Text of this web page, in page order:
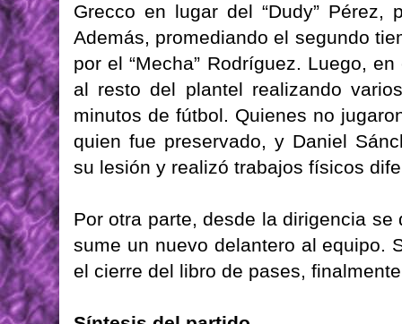
Grecco en lugar del “Dudy”
Además, promediando el segundo
por el “Mecha” Rodríguez. Luego,
al resto del plantel realizando
minutos de fútbol. Quienes no
quien fue preservado, y Daniel
su lesión y realizó trabajos físicos
Por otra parte, desde la dirigencia
sume un nuevo delantero al equipo.
el cierre del libro de pases,